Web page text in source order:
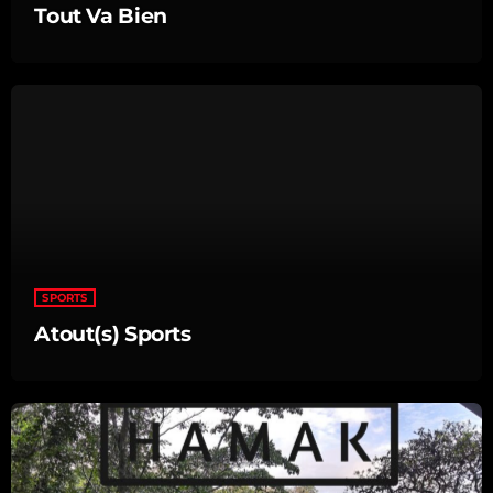
Tout Va Bien
SPORTS
Atout(s) Sports